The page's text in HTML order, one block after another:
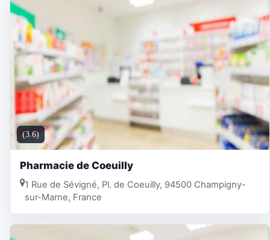
(3.6)
Pharmacie de Coeuilly
1 Rue de Sévigné, Pl. de Coeuilly, 94500 Champigny-
sur-Marne, France